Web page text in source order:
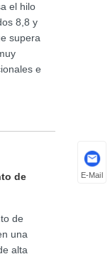
el hilo
8,8 y
supera
e
de
de
una
alta
E-Mail